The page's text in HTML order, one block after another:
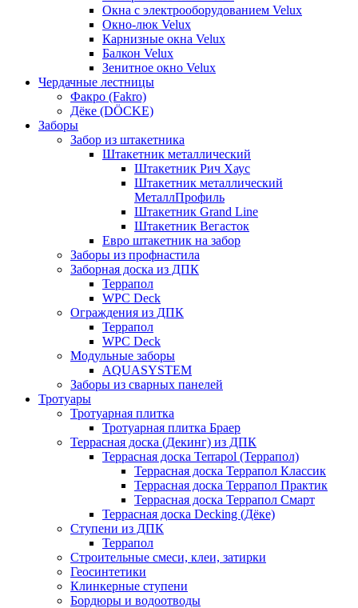
Окна с электрооборудованием Velux
Окно-люк Velux
Карнизные окна Velux
Балкон Velux
Зенитное окно Velux
Чердачные лестницы
Факро (Fakro)
Дёке (DÖCKE)
Заборы
Забор из штакетника
Штакетник металлический
Штакетник Рич Хаус
Штакетник металлический
МеталлПрофиль
Штакетник Grand Line
Штакетник Вегасток
Евро штакетник на забор
Заборы из профнастила
Заборная доска из ДПК
Террапол
WPC Deck
Ограждения из ДПК
Террапол
WPC Deck
Модульные заборы
AQUASYSTEM
Заборы из сварных панелей
Тротуары
Тротуарная плитка
Тротуарная плитка Браер
Террасная доска (Декинг) из ДПК
Террасная доска Terrapol (Террапол)
Террасная доска Террапол Классик
Террасная доска Террапол Практик
Террасная доска Террапол Смарт
Террасная доска Decking (Дёке)
Ступени из ДПК
Террапол
Строительные смеси, клеи, затирки
Геосинтетики
Клинкерные ступени
Бордюры и водоотводы